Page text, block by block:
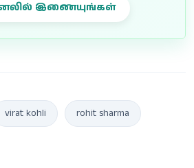
இணையுங்கள்
virat kohli rohit sharma